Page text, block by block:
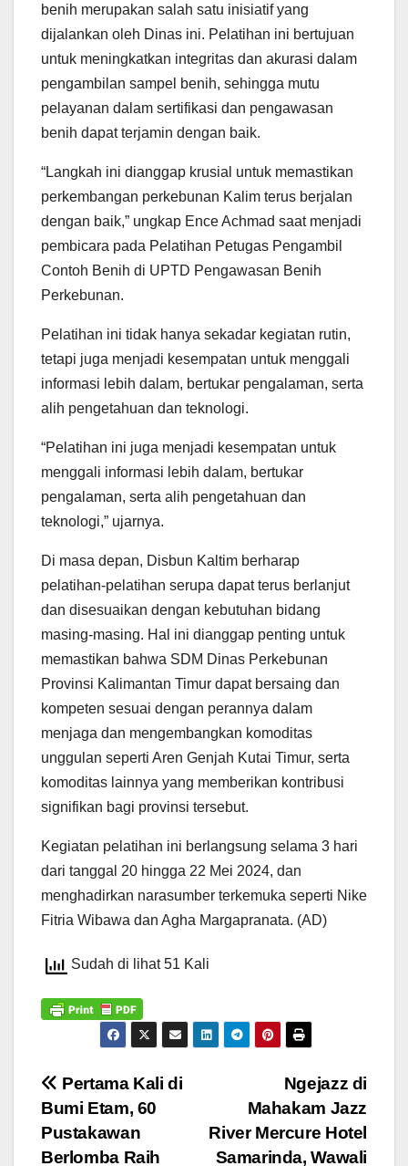
benih merupakan salah satu inisiatif yang
dijalankan oleh Dinas ini. Pelatihan ini bertujuan
untuk meningkatkan integritas dan akurasi dalam
pengambilan sampel benih, sehingga mutu
pelayanan dalam sertifikasi dan pengawasan
benih dapat terjamin dengan baik.
“Langkah ini dianggap krusial untuk memastikan
perkembangan perkebunan Kalim terus berjalan
dengan baik,” ungkap Ence Achmad saat menjadi
pembicara pada Pelatihan Petugas Pengambil
Contoh Benih di UPTD Pengawasan Benih
Perkebunan.
Pelatihan ini tidak hanya sekadar kegiatan rutin,
tetapi juga menjadi kesempatan untuk menggali
informasi lebih dalam, bertukar pengalaman, serta
alih pengetahuan dan teknologi.
“Pelatihan ini juga menjadi kesempatan untuk
menggali informasi lebih dalam, bertukar
pengalaman, serta alih pengetahuan dan
teknologi,” ujarnya.
Di masa depan, Disbun Kaltim berharap
pelatihan-pelatihan serupa dapat terus berlanjut
dan disesuaikan dengan kebutuhan bidang
masing-masing. Hal ini dianggap penting untuk
memastikan bahwa SDM Dinas Perkebunan
Provinsi Kalimantan Timur dapat bersaing dan
kompeten sesuai dengan perannya dalam
menjaga dan mengembangkan komoditas
unggulan seperti Aren Genjah Kutai Timur, serta
komoditas lainnya yang memberikan kontribusi
signifikan bagi provinsi tersebut.
Kegiatan pelatihan ini berlangsung selama 3 hari
dari tanggal 20 hingga 22 Mei 2024, dan
menghadirkan narasumber terkemuka seperti Nike
Fitria Wibawa dan Agha Margapranata. (AD)
Sudah di lihat 51 Kali
Navigasi
pos
Ngejazz di
Mahakam Jazz
River Mercure Hotel
Samarinda, Wawali
Pertama Kali di
Bumi Etam, 60
Pustakawan
Berlomba Raih